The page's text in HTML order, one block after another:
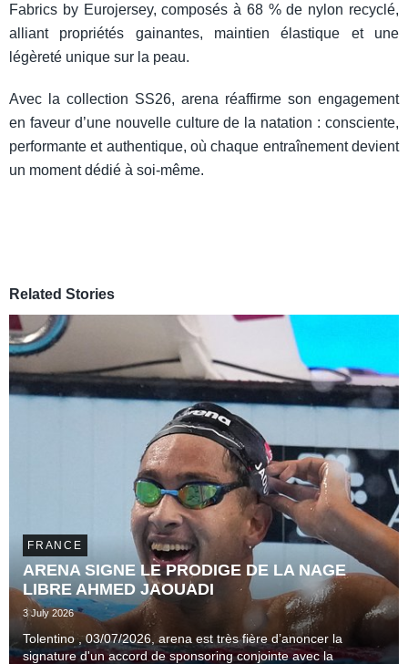
Fabrics by Eurojersey, composés à 68 % de nylon recyclé,
alliant propriétés gainantes, maintien élastique et une
légèreté unique sur la peau.
Avec la collection SS26, arena réaffirme son engagement
en faveur d’une nouvelle culture de la natation : consciente,
performante et authentique, où chaque entraînement devient
un moment dédié à soi-même.
Related Stories
FRANCE
ARENA SIGNE LE PRODIGE DE LA NAGE
LIBRE AHMED JAOUADI
3 July 2026
Tolentino , 03/07/2026, arena est très fière d’anoncer la
signature d'un accord de sponsoring conjointe avec la